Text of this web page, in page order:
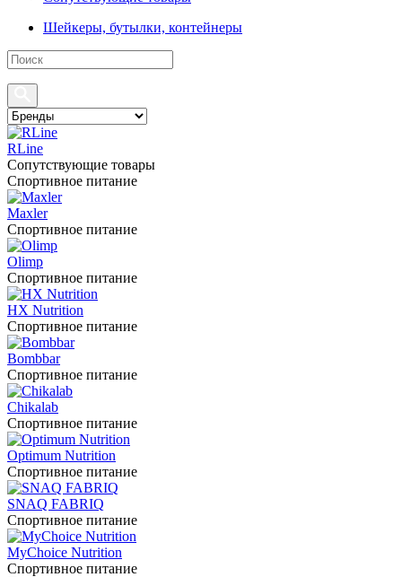
Шейкеры, бутылки, контейнеры
RLine
Сопутствующие товары
Спортивное питание
Maxler
Спортивное питание
Olimp
Спортивное питание
HX Nutrition
Спортивное питание
Bombbar
Спортивное питание
Chikalab
Спортивное питание
Optimum Nutrition
Спортивное питание
SNAQ FABRIQ
Спортивное питание
MyChoice Nutrition
Спортивное питание